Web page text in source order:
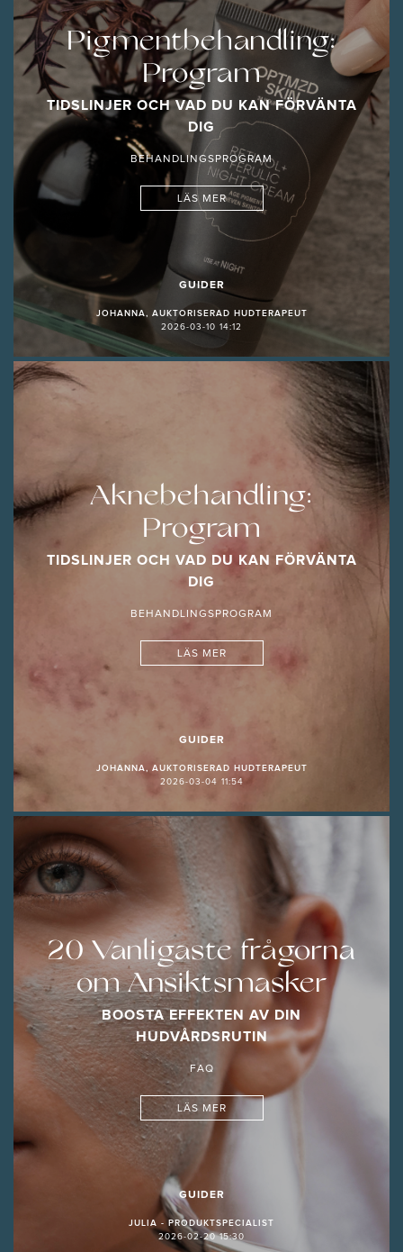
Pigmentbehandling:
Program
TIDSLINJER OCH VAD DU KAN FÖRVÄNTA
DIG
BEHANDLINGSPROGRAM
LÄS MER
GUIDER
JOHANNA, AUKTORISERAD HUDTERAPEUT
2026-03-10 14:12
Aknebehandling:
Program
TIDSLINJER OCH VAD DU KAN FÖRVÄNTA
DIG
BEHANDLINGSPROGRAM
LÄS MER
GUIDER
JOHANNA, AUKTORISERAD HUDTERAPEUT
2026-03-04 11:54
20 Vanligaste frågorna
om Ansiktsmasker
BOOSTA EFFEKTEN AV DIN
HUDVÅRDSRUTIN
FAQ
LÄS MER
GUIDER
JULIA - PRODUKTSPECIALIST
2026-02-20 15:30